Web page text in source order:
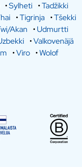
•Sylheti •Tadžikki
•Tigrinja •Tšekki
Akan •Udmurtti
•Valkovenäjä
•Viro •Wolof